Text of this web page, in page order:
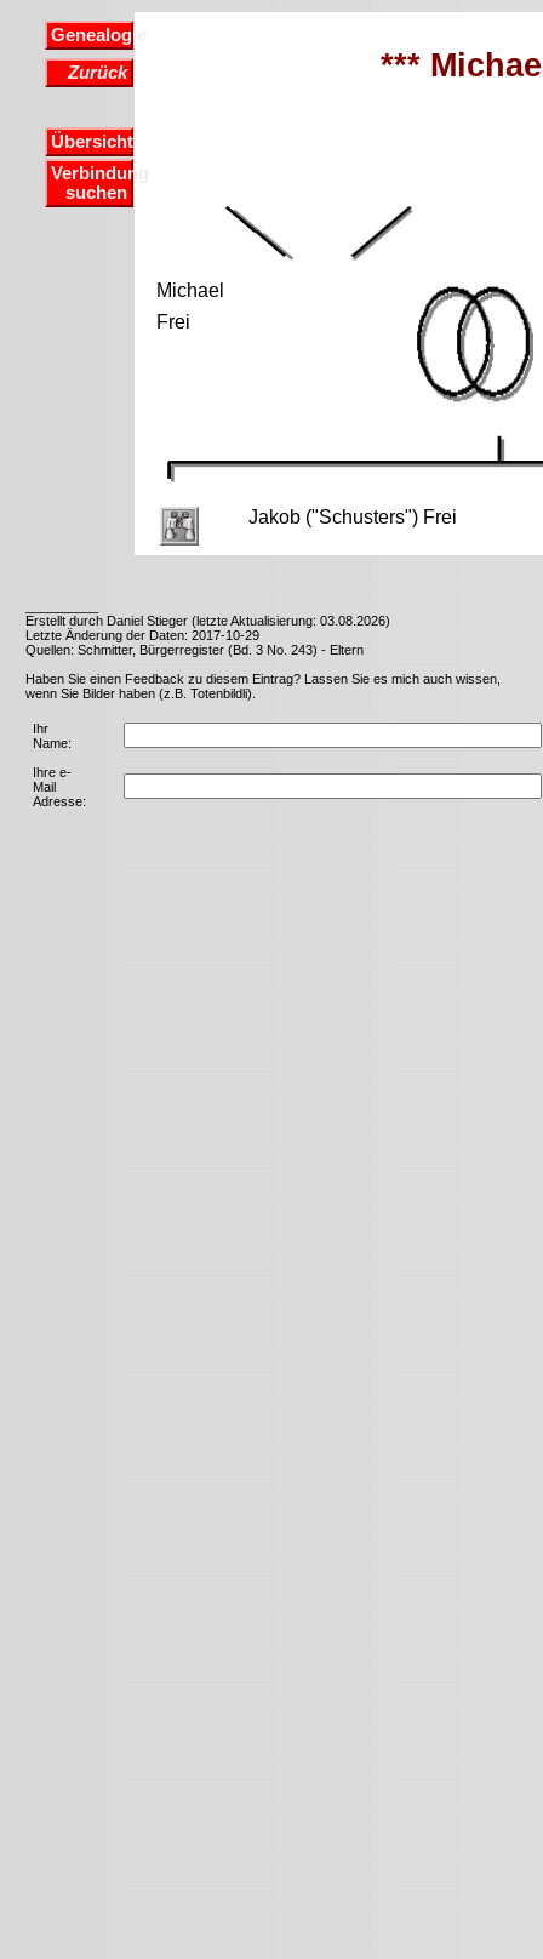
Genealogie
Zurück
Übersicht
Verbindung
suchen
***
Michael
Frei
Jakob ("Schusters") Frei
Erstellt durch Daniel Stieger (letzte Aktualisierung: 03.08.2026)
Letzte Änderung der Daten: 2017-10-29
Quellen: Schmitter, Bürgerregister (Bd. 3 No. 243) - Eltern
Haben Sie einen Feedback zu diesem Eintrag? Lassen Sie es mich auch wissen,
wenn Sie Bilder haben (z.B. Totenbildli).
Ihr
Name:
Ihre e-
Mail
Adresse: